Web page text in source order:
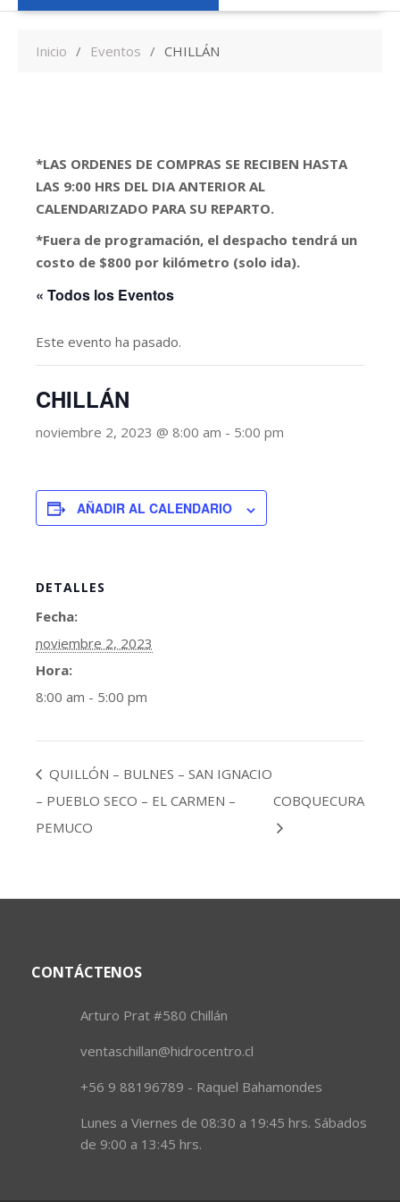
Inicio Eventos CHILLÁN
*LAS ORDENES DE COMPRAS SE RECIBEN HASTA
LAS 9:00 HRS DEL DIA ANTERIOR AL
CALENDARIZADO PARA SU REPARTO.
*Fuera de programación, el despacho tendrá un
costo de $800 por kilómetro (solo ida).
« Todos los Eventos
Este evento ha pasado.
CHILLÁN
noviembre 2, 2023 @ 8:00 am - 5:00 pm
AÑADIR AL CALENDARIO
DETALLES
Fecha:
noviembre 2, 2023
Hora:
8:00 am - 5:00 pm
QUILLÓN – BULNES – SAN IGNACIO
– PUEBLO SECO – EL CARMEN –
PEMUCO
COBQUECURA
CONTÁCTENOS
Arturo Prat #580 Chillán
ventaschillan@hidrocentro.cl
+56 9 88196789 - Raquel Bahamondes
Lunes a Viernes de 08:30 a 19:45 hrs. Sábados
de 9:00 a 13:45 hrs.